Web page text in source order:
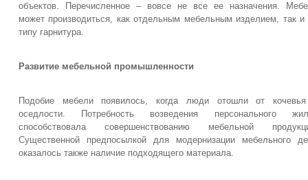
объектов. Перечисленное – вовсе не все ее назначения.
может производиться, как отдельным мебельным изделием, так и
типу гарнитура.
Развитие мебельной промышленности
Подобие мебели появилось, когда люди отошли от
оседлости. Потребность возведения персонального
способствовала совершенствованию мебельной
Существенной предпосылкой для модернизации мебельного
оказалось также наличие подходящего материала.